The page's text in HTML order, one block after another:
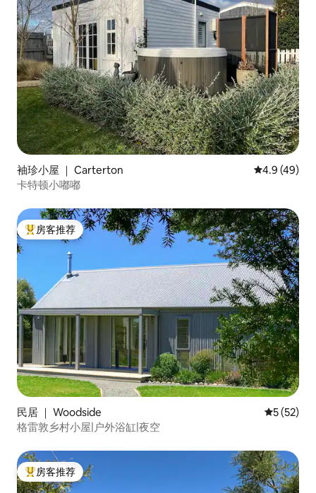
袖珍小屋 ｜ Carterton 平均评分
4.9 (49)
卡特顿小嘟嘟
热门「房客推荐」
房客推荐
民居 ｜ Woodside 平均评分
5 (52)
格雷敦乡村小屋|户外浴缸|夜空
热门「房客推荐」
房客推荐